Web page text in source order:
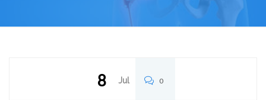
8 Jul 0